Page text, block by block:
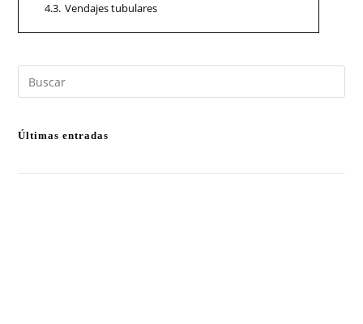
4.3. Vendajes tubulares
Últimas entradas